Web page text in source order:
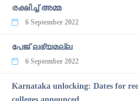
രക്ഷിച്ച് അമ്മ
6 September 2022
പേജ് ലഭ്യമല്ല
6 September 2022
Karnataka unlocking: Dates for